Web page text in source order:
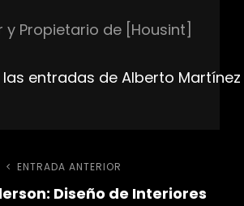
y Propietario de [Housint]
entradas de Alberto Martínez
Entrada
anterior
ENTRADA ANTERIOR
Diseño de Interiores